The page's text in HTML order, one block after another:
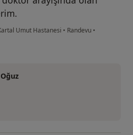
Umut Hastanesi • Randevu •